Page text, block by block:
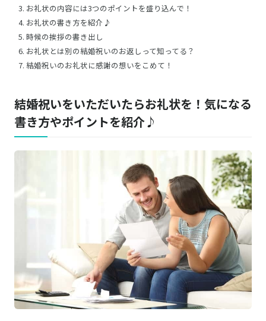
お礼状の内容には3つのポイントを盛り込んで！
お礼状の書き方を紹介♪
時候の挨拶の書き出し
お礼状とは別の結婚祝いのお返しって知ってる？
結婚祝いのお礼状に感謝の想いをこめて！
結婚祝いをいただいたらお礼状を！気になる
書き方やポイントを紹介♪